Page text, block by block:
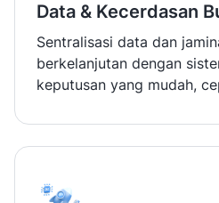
Data & Kecerdasan
Sentralisasi data dan
berkelanjutan dengan
keputusan yang mudah,